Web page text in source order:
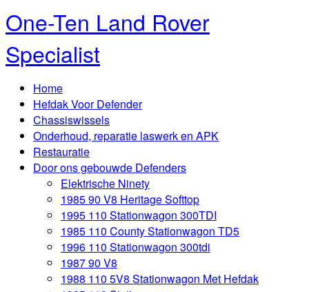
One-Ten Land Rover
Specialist
Home
Hefdak Voor Defender
Chassiswissels
Onderhoud, reparatie laswerk en APK
Restauratie
Door ons gebouwde Defenders
Elektrische Ninety
1985 90 V8 Heritage Softtop
1995 110 Stationwagon 300TDI
1985 110 County Stationwagon TD5
1996 110 Stationwagon 300tdi
1987 90 V8
1988 110 5V8 Stationwagon Met Hefdak